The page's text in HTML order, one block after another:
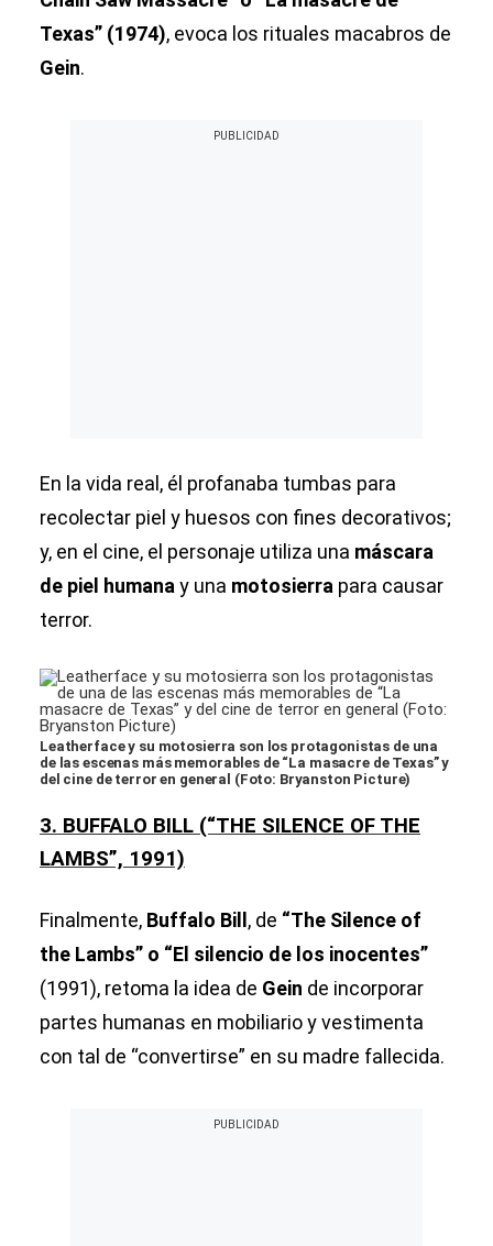
Texas” (1974), evoca los rituales macabros de
Gein.
En la vida real, él profanaba tumbas para
recolectar piel y huesos con fines decorativos;
y, en el cine, el personaje utiliza una máscara
de piel humana y una motosierra para causar
terror.
Leatherface y su motosierra son los protagonistas de una
de las escenas más memorables de “La masacre de Texas” y
del cine de terror en general (Foto: Bryanston Picture)
3. BUFFALO BILL (“THE SILENCE OF THE
LAMBS”, 1991)
Finalmente, Buffalo Bill, de “The Silence of
the Lambs” o “El silencio de los inocentes”
(1991), retoma la idea de Gein de incorporar
partes humanas en mobiliario y vestimenta
con tal de “convertirse” en su madre fallecida.